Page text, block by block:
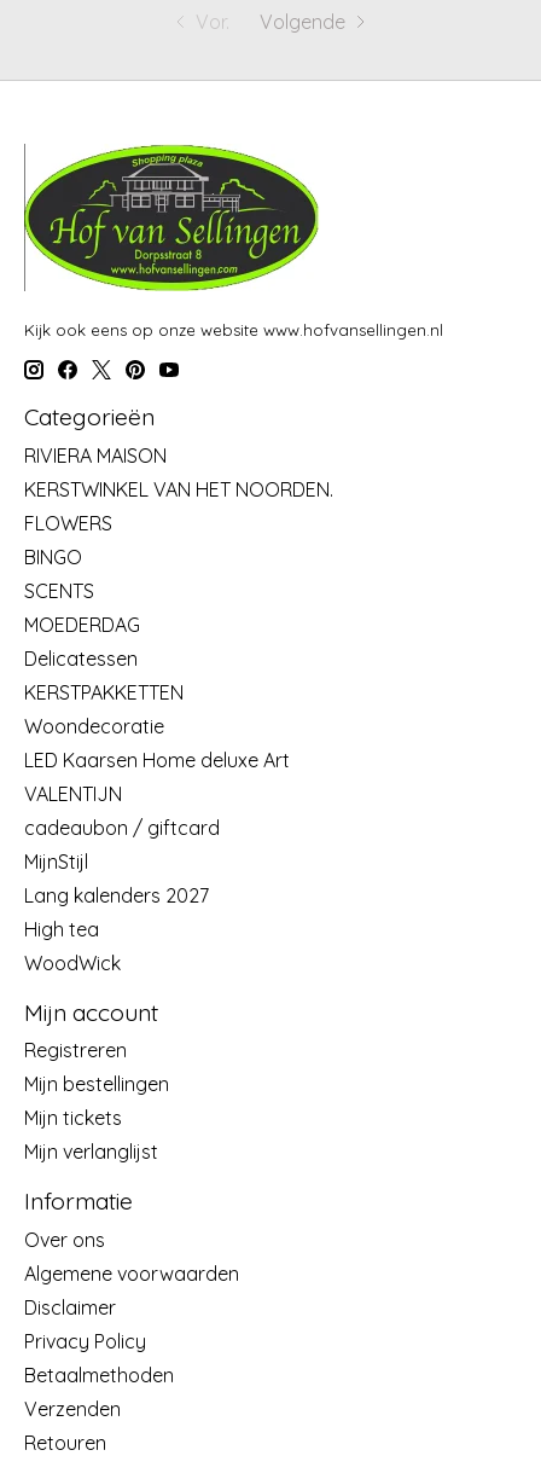
Vor. Volgende
Kijk ook eens op onze website www.hofvansellingen.nl
Categorieën
RIVIERA MAISON
KERSTWINKEL VAN HET NOORDEN.
FLOWERS
BINGO
SCENTS
MOEDERDAG
Delicatessen
KERSTPAKKETTEN
Woondecoratie
LED Kaarsen Home deluxe Art
VALENTIJN
cadeaubon / giftcard
MijnStijl
Lang kalenders 2027
High tea
WoodWick
Mijn account
Registreren
Mijn bestellingen
Mijn tickets
Mijn verlanglijst
Informatie
Over ons
Algemene voorwaarden
Disclaimer
Privacy Policy
Betaalmethoden
Verzenden
Retouren